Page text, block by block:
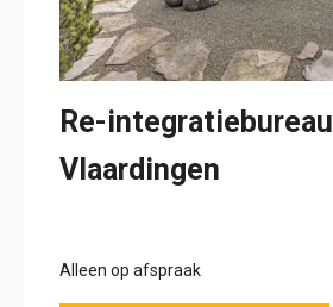
Re-integratiebureau
Vlaardingen
Alleen op afspraak